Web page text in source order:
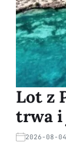
Lot z
trwa i
2026-08-04